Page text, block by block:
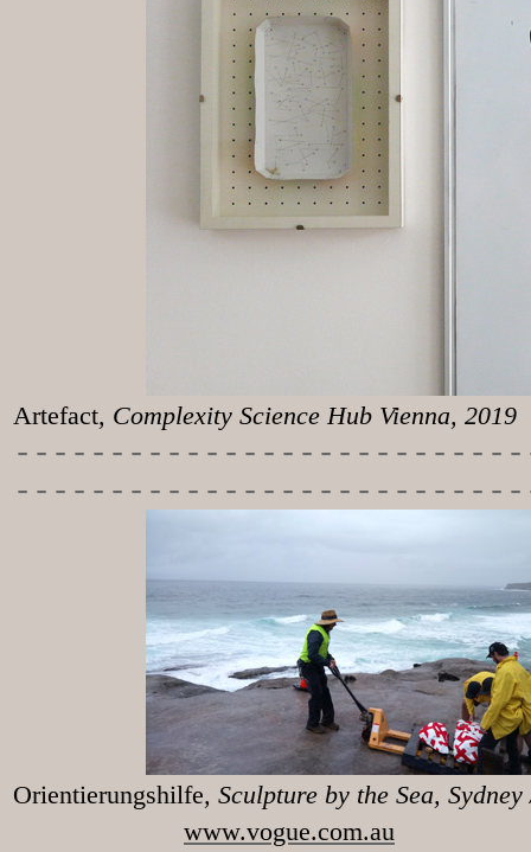
Artefact, Complexity Science Hub Vienna, 2019
-----------
Orientierungshilfe, Sculpture
www.vogue.com.au